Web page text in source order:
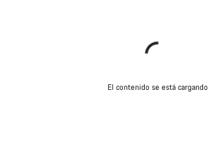
El contenido se está cargando